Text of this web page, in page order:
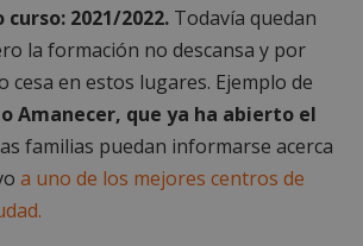
2021/2022. Todavía quedan
la formación no descansa y por
cesa en estos lugares. Ejemplo de
Amanecer, que ya ha abierto el
familias puedan informarse acerca
a uno de los mejores centros de